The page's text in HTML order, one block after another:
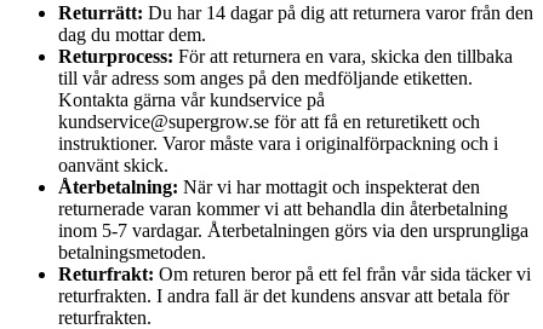
Returrätt: Du har 14 dagar på dig att returnera varor från den
dag du mottar dem.
Returprocess: För att returnera en vara, skicka den tillbaka
till vår adress som anges på den medföljande etiketten.
Kontakta gärna vår kundservice på
kundservice@supergrow.se för att få en returetikett och
instruktioner. Varor måste vara i originalförpackning och i
oanvänt skick.
Återbetalning: När vi har mottagit och inspekterat den
returnerade varan kommer vi att behandla din återbetalning
inom 5-7 vardagar. Återbetalningen görs via den ursprungliga
betalningsmetoden.
Returfrakt: Om returen beror på ett fel från vår sida täcker vi
returfrakten. I andra fall är det kundens ansvar att betala för
returfrakten.